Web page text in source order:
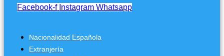
Facebook-f Instagram Whatsapp
Nacionalidad Española
Extranjería